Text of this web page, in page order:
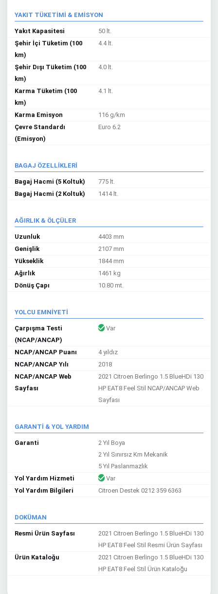
YAKIT TÜKETİMİ & EMİSYON
Yakıt Kapasitesi
50 lt.
Şehir İçi Tüketim (100
km)
4.4 lt.
Şehir Dışı Tüketim (100
km)
4.0 lt.
Karma Tüketim (100
km)
4.1 lt.
Karma Emisyon
116 g/km
Çevre Standardı
(Emisyon)
Euro 6.2
BAGAJ ÖZELLİKLERİ
Bagaj Hacmi (5 Koltuk)
775 lt.
Bagaj Hacmi (2 Koltuk)
1414 lt.
AĞIRLIK & ÖLÇÜLER
Uzunluk
4403 mm
Genişlik
2107 mm
Yükseklik
1844 mm
Ağırlık
1461 kg
Dönüş Çapı
10.80 mt.
YOLCU EMNİYETİ
Çarpışma Testi
(NCAP/ANCAP)
Var
NCAP/ANCAP Puanı
4 yıldız
NCAP/ANCAP Yılı
2018
NCAP/ANCAP Web
Sayfası
2021 Citroen Berlingo 1.5 BlueHDi 130
HP EAT8 Feel Stil NCAP/ANCAP Web
Sayfası
GARANTİ & YOL YARDIM
Garanti
2 Yıl Boya
2 Yıl Sınırsız Km Mekanik
5 Yıl Paslanmazlık
Yol Yardım Hizmeti
Var
Yol Yardım Bilgileri
Citroen Destek 0212 359 6363
DOKÜMAN
Resmi Ürün Sayfası
2021 Citroen Berlingo 1.5 BlueHDi 130
HP EAT8 Feel Stil Resmi Ürün Sayfası
Ürün Kataloğu
2021 Citroen Berlingo 1.5 BlueHDi 130
HP EAT8 Feel Stil Ürün Kataloğu